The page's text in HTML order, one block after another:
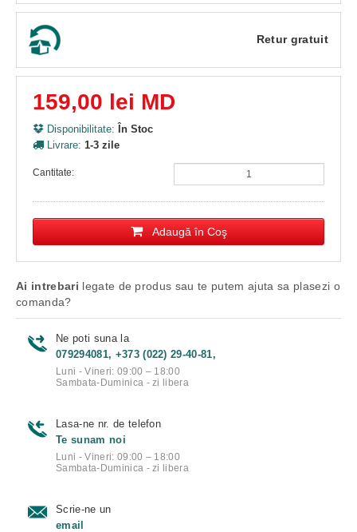
Retur gratuit
159,00 lei MD
Disponibilitate: În Stoc
Livrare: 1-3 zile
Cantitate:
Adaugă în Coş
Ai intrebari legate de produs sau te putem ajuta sa plasezi o
comanda?
Ne poti suna la
079294081, +373 (022) 29-40-81,
Luni - Vineri: 09:00 – 18:00
Sambata-Duminica - zi libera
Lasa-ne nr. de telefon
Te sunam noi
Luni - Vineri: 09:00 – 18:00
Sambata-Duminica - zi libera
Scrie-ne un
email